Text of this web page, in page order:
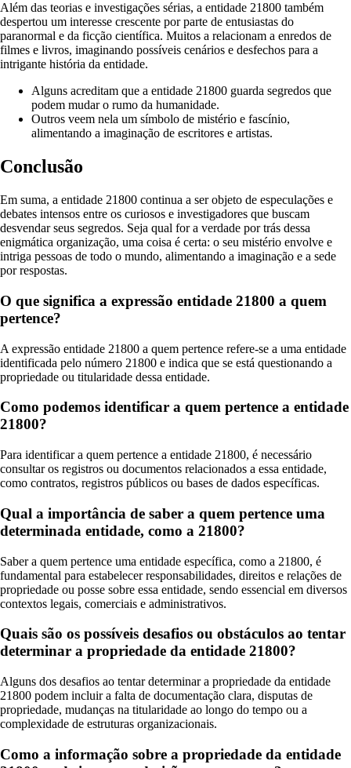
Além das teorias e investigações sérias, a entidade 21800 também
despertou um interesse crescente por parte de entusiastas do
paranormal e da ficção científica. Muitos a relacionam a enredos de
filmes e livros, imaginando possíveis cenários e desfechos para a
intrigante história da entidade.
Alguns acreditam que a entidade 21800 guarda segredos que
podem mudar o rumo da humanidade.
Outros veem nela um símbolo de mistério e fascínio,
alimentando a imaginação de escritores e artistas.
Conclusão
Em suma, a entidade 21800 continua a ser objeto de especulações e
debates intensos entre os curiosos e investigadores que buscam
desvendar seus segredos. Seja qual for a verdade por trás dessa
enigmática organização, uma coisa é certa: o seu mistério envolve e
intriga pessoas de todo o mundo, alimentando a imaginação e a sede
por respostas.
O que significa a expressão entidade 21800 a quem
pertence?
A expressão entidade 21800 a quem pertence refere-se a uma entidade
identificada pelo número 21800 e indica que se está questionando a
propriedade ou titularidade dessa entidade.
Como podemos identificar a quem pertence a entidade
21800?
Para identificar a quem pertence a entidade 21800, é necessário
consultar os registros ou documentos relacionados a essa entidade,
como contratos, registros públicos ou bases de dados específicas.
Qual a importância de saber a quem pertence uma
determinada entidade, como a 21800?
Saber a quem pertence uma entidade específica, como a 21800, é
fundamental para estabelecer responsabilidades, direitos e relações de
propriedade ou posse sobre essa entidade, sendo essencial em diversos
contextos legais, comerciais e administrativos.
Quais são os possíveis desafios ou obstáculos ao tentar
determinar a propriedade da entidade 21800?
Alguns dos desafios ao tentar determinar a propriedade da entidade
21800 podem incluir a falta de documentação clara, disputas de
propriedade, mudanças na titularidade ao longo do tempo ou a
complexidade de estruturas organizacionais.
Como a informação sobre a propriedade da entidade